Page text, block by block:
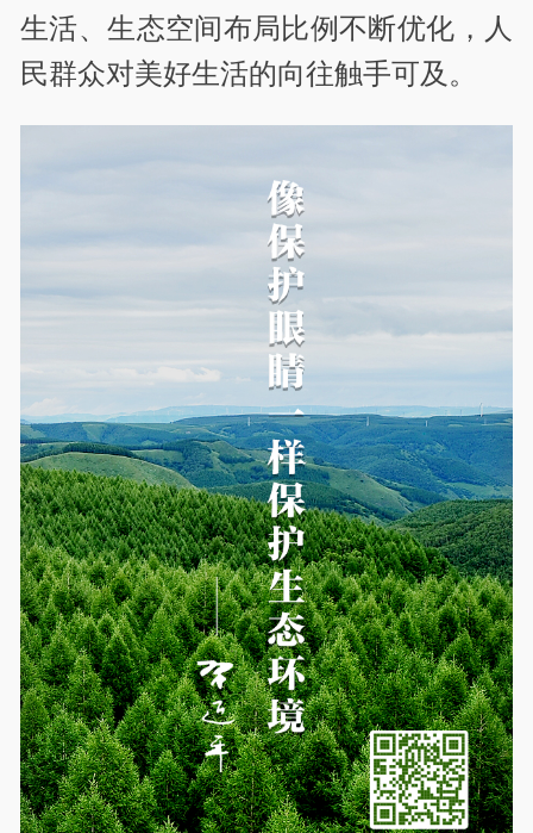
生活、生态空间布局比例不断优化，人
民群众对美好生活的向往触手可及。